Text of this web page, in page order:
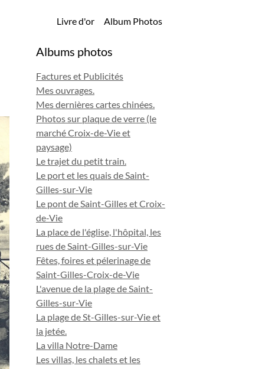
Livre d'or Album Photos
Albums photos
Factures et Publicités
Mes ouvrages.
Mes dernières cartes chinées.
Photos sur plaque de verre (le
marché Croix-de-Vie et
paysage)
Le trajet du petit train.
Le port et les quais de Saint-
Gilles-sur-Vie
Le pont de Saint-Gilles et Croix-
de-Vie
La place de l'église, l'hôpital, les
rues de Saint-Gilles-sur-Vie
Fêtes, foires et pélerinage de
Saint-Gilles-Croix-de-Vie
L'avenue de la plage de Saint-
Gilles-sur-Vie
La plage de St-Gilles-sur-Vie et
la jetée.
La villa Notre-Dame
Les villas, les chalets et les